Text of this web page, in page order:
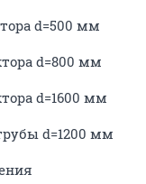
d=500 мм
d=800 мм
d=1600 мм
d=1200 мм